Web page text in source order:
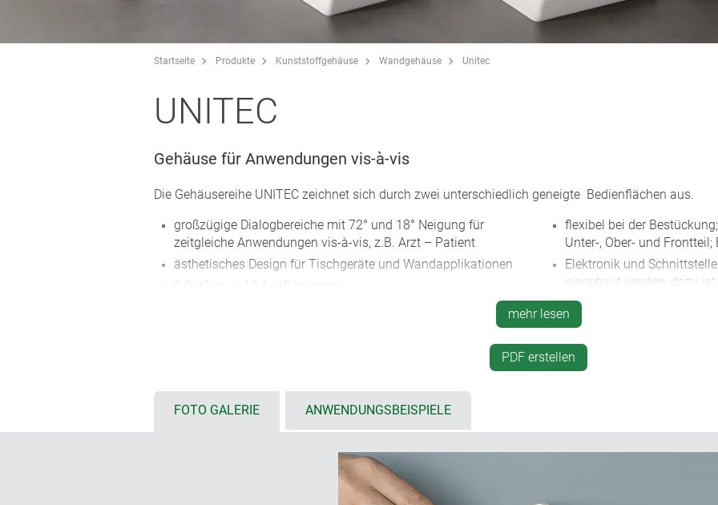
Startseite Produkte Kunststoffgehäuse Wandgehäuse Unitec
UNITEC
Gehäuse für Anwendungen vis-à-vis
Die Gehäusereihe UNITEC zeichnet sich durch zwei unterschiedlich geneigte Bedienflächen aus.
großzügige Dialogbereiche mit 72° und 18° Neigung für
zeitgleiche Anwendungen vis-à-vis, z.B. Arzt – Patient
ästhetisches Design für Tischgeräte und Wandapplikationen
2 Größen, je 12 Ausführungen
vertiefte Bedienflächen 0,6 mm (Dekorfolien) oder 1,4 mm tief
flexibel bei der
Unter-, Ober- und
Elektronik und
eingebaut werden, dazu
angeordnet
Schutzart IP 40
verdeckte
Ausrichtungen
mehr lesen
PDF erstellen
FOTO GALERIE ANWENDUNGSBEISPIELE